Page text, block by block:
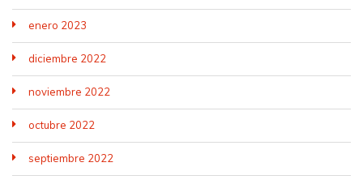
enero 2023
diciembre 2022
noviembre 2022
octubre 2022
septiembre 2022